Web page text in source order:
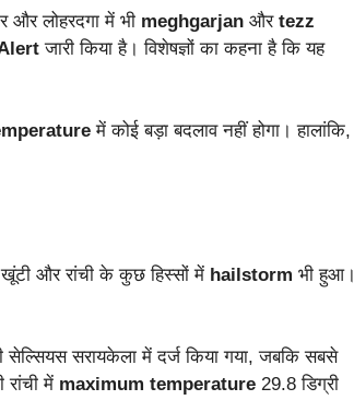
और लोहरदगा में भी meghgarjan और tezz
जारी किया है। विशेषज्ञों का कहना है कि यह
में कोई बड़ा बदलाव नहीं होगा। हालांकि,
और रांची के कुछ हिस्सों में hailstorm भी हुआ।
सेल्सियस सरायकेला में दर्ज किया गया, जबकि सबसे
रांची में maximum temperature 29.8 डिग्री